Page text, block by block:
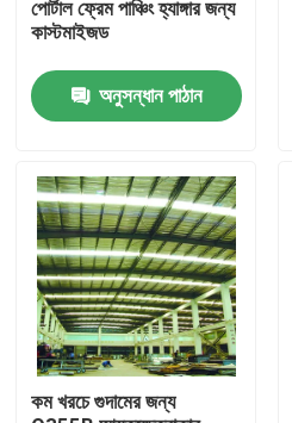
বাড়ি
পণ্য
আমাদের সম্পর্কে
পোর্টাল ফ্রেম পাঞ্চিং হ্যাঙ্গার জন্য
কাস্টমাইজড
অনুসন্ধান পাঠান
কম খরচে গুদামের জন্য